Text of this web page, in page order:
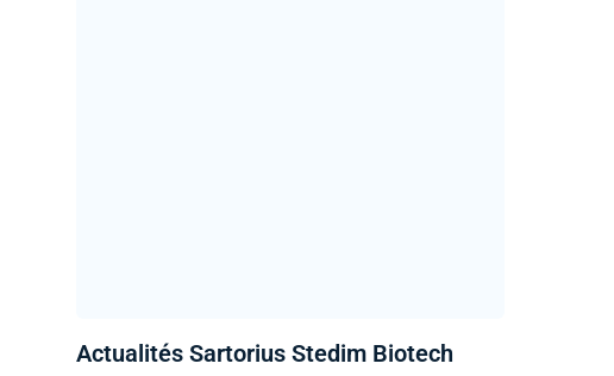
Actualités Sartorius Stedim Biotech